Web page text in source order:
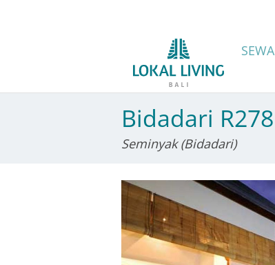
SEWA
Bidadari R278
Seminyak (Bidadari)